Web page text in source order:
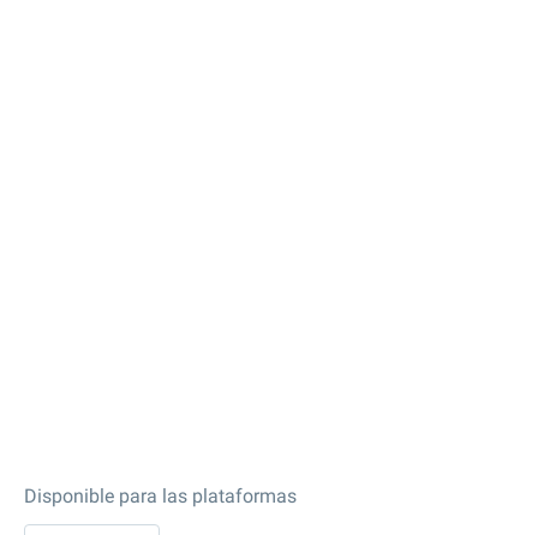
Disponible para las plataformas